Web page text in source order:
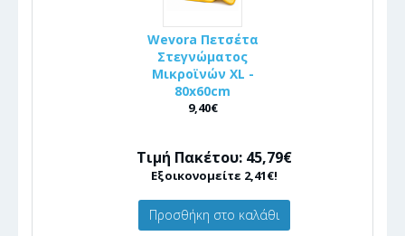
Wevora Πετσέτα
Στεγνώματος
Μικροϊνών XL -
80x60cm
9,40€
Τιμή Πακέτου: 45,79€
Εξοικονομείτε 2,41€!
Προσθήκη στο καλάθι